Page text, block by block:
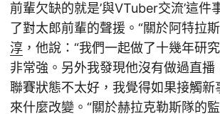
前輩欠缺的就是’與VTuber交流’這件
了對太郎前輩的聲援。“關於阿特拉
淳 ，他說：“我們一起做了十幾年研
非常強。另外我發現他沒有做過直播
聯賽狀態不太好，我覺得如果接觸新
來什麼改變。“關於赫拉克勒斯隊的